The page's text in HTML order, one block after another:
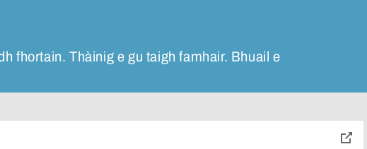
fhortain. Thàinig e gu taigh famhair. Bhuail e
toggle